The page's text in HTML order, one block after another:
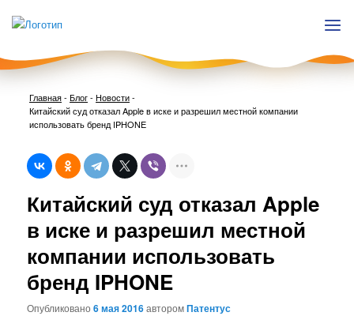
Главная-Блог- Новости-
Китайский суд отказал Apple в иске и разрешил местной компании
использовать бренд IPHONE
Китайский суд отказал Apple
в иске и разрешил местной
компании использовать
бренд IPHONE
Опубликовано6 мая 2016авторомПатентус